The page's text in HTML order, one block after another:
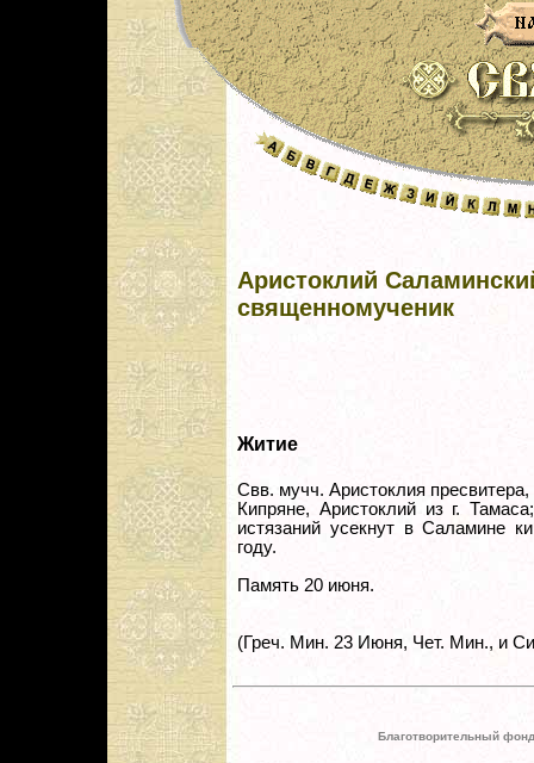
Аристоклий
священномученик
Житие
Свв. мучч. Аристоклия
Кипряне, Аристоклий из г.
истязаний усекнут в Саламине
году.
Память 20 июня.
(Греч. Мин. 23 Июня, Чет. Мин., и
Благотворительный